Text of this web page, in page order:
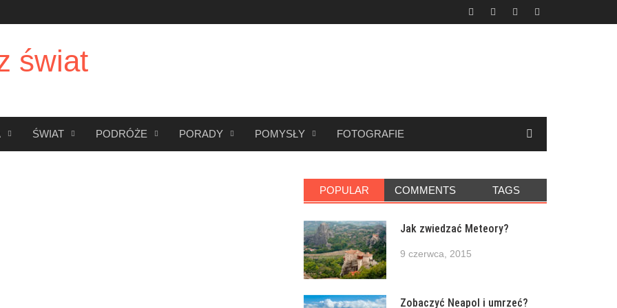
świat
ŚWIAT PODRÓŻE PORADY POMYSŁY FOTOGRAFIE
POPULAR COMMENTS TAGS
Jak zwiedzać Meteory?
9 czerwca, 2015
Zobaczyć Neapol i umrzeć?